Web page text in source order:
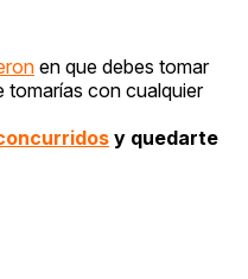
en que debes tomar
tomarías con cualquier
y quedarte